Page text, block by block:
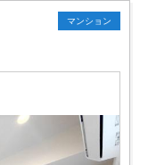
マンション